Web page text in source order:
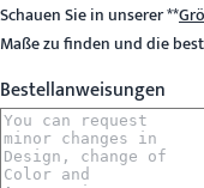
Schauen Sie in unserer**
Maße zu finden und die
Bestellanweisungen